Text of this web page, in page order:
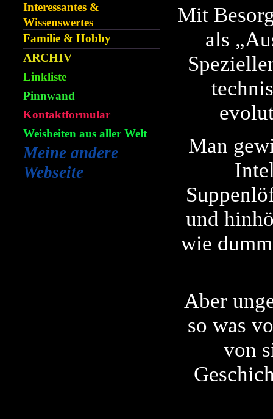
Interessantes &
Wissenswertes
Familie & Hobby
ARCHIV
Linkliste
Pinnwand
Kontaktformular
Weisheiten aus aller Welt
Meine andere
Webseite
Mit
als
Man
und
wie
Aber
so was
von